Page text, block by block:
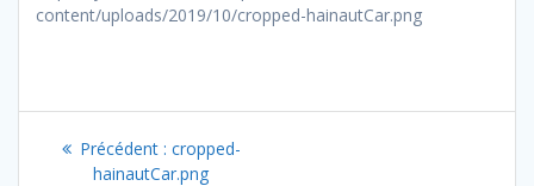
content/uploads/2019/10/cropped-hainautCar.png
Navigation
Précédent : Article
précédent
cropped-
hainautCar.png